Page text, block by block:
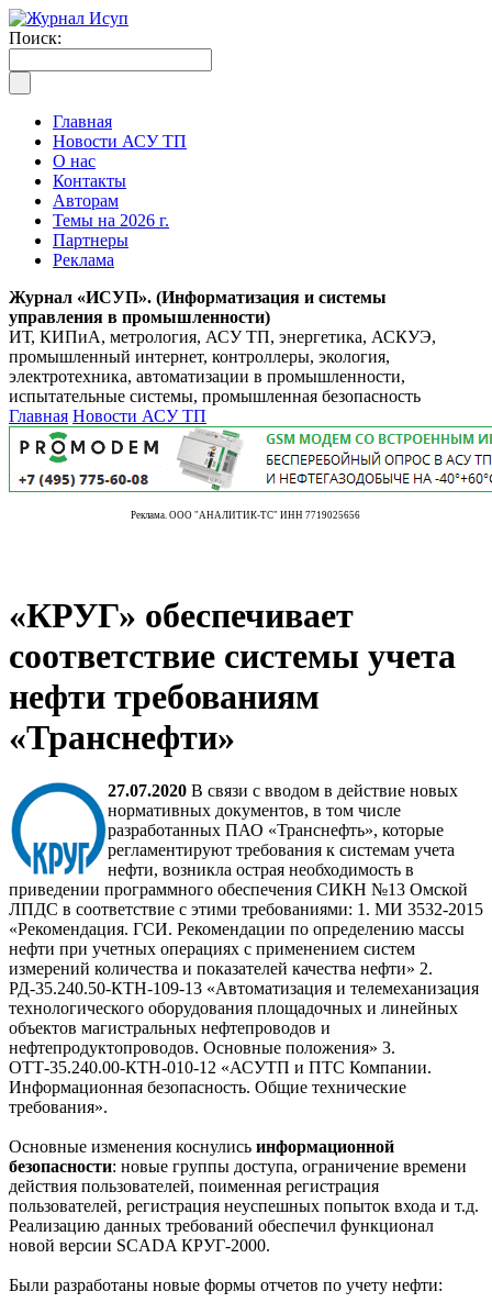
Поиск:
Главная
Новости АСУ ТП
О нас
Контакты
Авторам
Темы на 2026 г.
Партнеры
Реклама
Журнал «ИСУП». (Информатизация и системы
управления в промышленности)
ИТ, КИПиА, метрология, АСУ ТП, энергетика, АСКУЭ,
промышленный интернет, контроллеры, экология,
электротехника, автоматизации в промышленности,
испытательные системы, промышленная безопасность
Главная Новости АСУ ТП
Реклама. ООО "АНАЛИТИК-ТС" ИНН 7719025656
«КРУГ» обеспечивает
соответствие системы учета
нефти требованиям
«Транснефти»
27.07.2020 В связи с вводом в действие новых
нормативных документов, в том числе
разработанных ПАО «Транснефть», которые
регламентируют требования к системам учета
нефти, возникла острая необходимость в
приведении программного обеспечения СИКН №13 Омской
ЛПДС в соответствие с этими требованиями: 1. МИ 3532-2015
«Рекомендация. ГСИ. Рекомендации по определению массы
нефти при учетных операциях с применением систем
измерений количества и показателей качества нефти» 2.
РД-35.240.50-КТН-109-13 «Автоматизация и телемеханизация
технологического оборудования площадочных и линейных
объектов магистральных нефтепроводов и
нефтепродуктопроводов. Основные положения» 3.
ОТТ-35.240.00-КТН-010-12 «АСУТП и ПТС Компании.
Информационная безопасность. Общие технические
требования».
Основные изменения коснулись информационной
безопасности: новые группы доступа, ограничение времени
действия пользователей, поименная регистрация
пользователей, регистрация неуспешных попыток входа и т.д.
Реализацию данных требований обеспечил функционал
новой версии SCADA КРУГ-2000.
Были разработаны новые формы отчетов по учету нефти: